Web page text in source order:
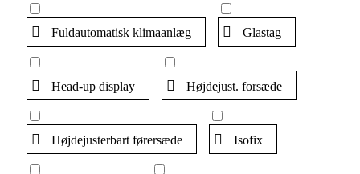
Fuldautomatisk klimaanlæg Glastag
Head-up display Højdejust. forsæde
Højdejusterbart førersæde Isofix